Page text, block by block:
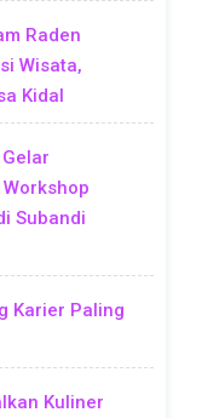
Raden
Wisata,
Kidal
Subandi
Karier Paling
Kuliner